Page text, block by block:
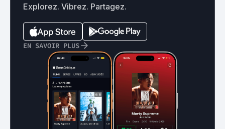
Explorez. Vibrez. Partagez.
EN SAVOIR PLUS